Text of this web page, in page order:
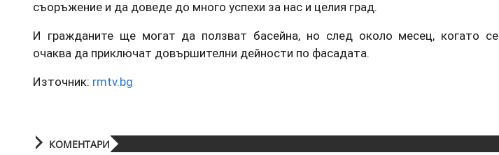
съоръжение и да доведе до много успехи за нас и целия град.
И гражданите ще могат да ползват басейна, но след около месец, когато се
очаква да приключат довършителни дейности по фасадата.
Източник: rmtv.bg
КОМЕНТАРИ